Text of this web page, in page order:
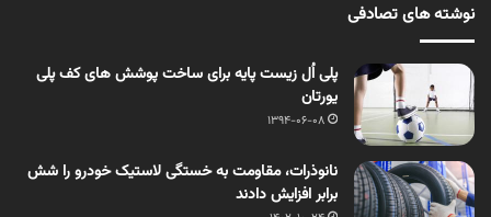
نوشته های تصادفی
پلی اُل زیست پایه برای ساخت پوشش های کف پلی
یورتان
1394-06-08
نانوذرات، مقاومت به خستگی لاستیک خودرو را شش
برابر افزایش دادند